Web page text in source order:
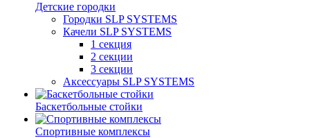
Детские городки
Городки SLP SYSTEMS
Качели SLP SYSTEMS
1 секция
2 секции
3 секции
Аксессуары SLP SYSTEMS
Баскетбольные стойки
Спортивные комплексы